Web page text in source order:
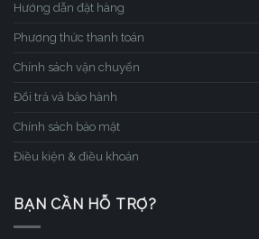
Hướng dẫn đặt hàng
Phương thức thanh toán
Chính sách vận chuyển
Đổi trả và bảo hành
Chính sách bảo mật
Điều kiện & điều khoản
BẠN CẦN HỖ TRỢ?